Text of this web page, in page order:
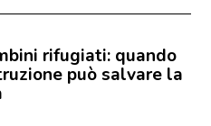
rifugiati: quando
può salvare la